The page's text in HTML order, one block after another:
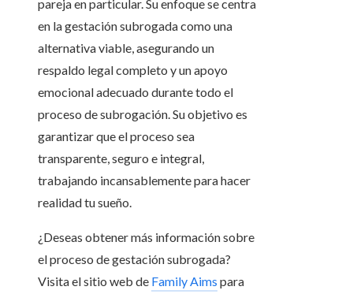
pareja en particular. Su enfoque se centra
en la gestación subrogada como una
alternativa viable, asegurando un
respaldo legal completo y un apoyo
emocional adecuado durante todo el
proceso de subrogación. Su objetivo es
garantizar que el proceso sea
transparente, seguro e integral,
trabajando incansablemente para hacer
realidad tu sueño.
¿Deseas obtener más información sobre
el proceso de gestación subrogada?
Visita el sitio web de Family Aims para